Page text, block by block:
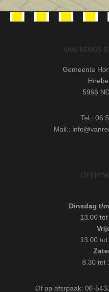
VAN RENGS
Gemeente
5966
Tel.: 06
Mail.:
Dinsdag t/
13.00
13.00
8.30 tot
Of op afsrpaak: 06-